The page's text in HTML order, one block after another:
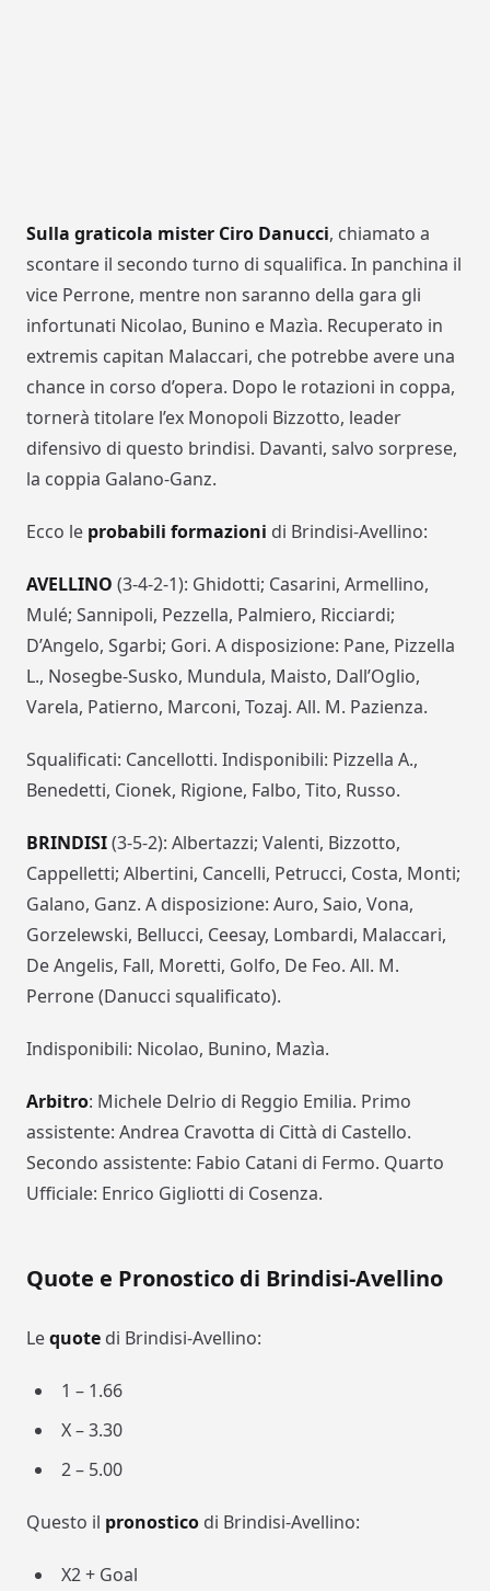
Sulla graticola mister Ciro Danucci, chiamato a
scontare il secondo turno di squalifica. In panchina il
vice Perrone, mentre non saranno della gara gli
infortunati Nicolao, Bunino e Mazìa. Recuperato in
extremis capitan Malaccari, che potrebbe avere una
chance in corso d’opera. Dopo le rotazioni in coppa,
tornerà titolare l’ex Monopoli Bizzotto, leader
difensivo di questo brindisi. Davanti, salvo sorprese,
la coppia Galano-Ganz.
Ecco le probabili formazioni di Brindisi-Avellino:
AVELLINO (3-4-2-1): Ghidotti; Casarini, Armellino,
Mulé; Sannipoli, Pezzella, Palmiero, Ricciardi;
D’Angelo, Sgarbi; Gori. A disposizione: Pane, Pizzella
L., Nosegbe-Susko, Mundula, Maisto, Dall’Oglio,
Varela, Patierno, Marconi, Tozaj. All. M. Pazienza.
Squalificati: Cancellotti. Indisponibili: Pizzella A.,
Benedetti, Cionek, Rigione, Falbo, Tito, Russo.
BRINDISI(3-5-2): Albertazzi; Valenti, Bizzotto,
Cappelletti; Albertini, Cancelli, Petrucci, Costa, Monti;
Galano, Ganz. A disposizione: Auro, Saio, Vona,
Gorzelewski, Bellucci, Ceesay, Lombardi, Malaccari,
De Angelis, Fall, Moretti, Golfo, De Feo. All. M.
Perrone (Danucci squalificato).
Indisponibili: Nicolao, Bunino, Mazìa.
Arbitro: Michele Delrio di Reggio Emilia. Primo
assistente: Andrea Cravotta di Città di Castello.
Secondo assistente: Fabio Catani di Fermo. Quarto
Ufficiale: Enrico Gigliotti di Cosenza.
Quote e Pronostico di Brindisi-Avellino
Lequote di Brindisi-Avellino:
1 – 1.66
X – 3.30
2 – 5.00
Questo il pronostico di Brindisi-Avellino:
X2 + Goal